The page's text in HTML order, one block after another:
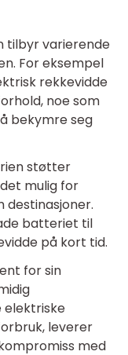
tilbyr varierende
For eksempel
rekkevidde
noe som
bekymre seg
støtter
mulig for
destinasjoner.
batteriet til
på kort tid.
for sin
elektriske
leverer
med